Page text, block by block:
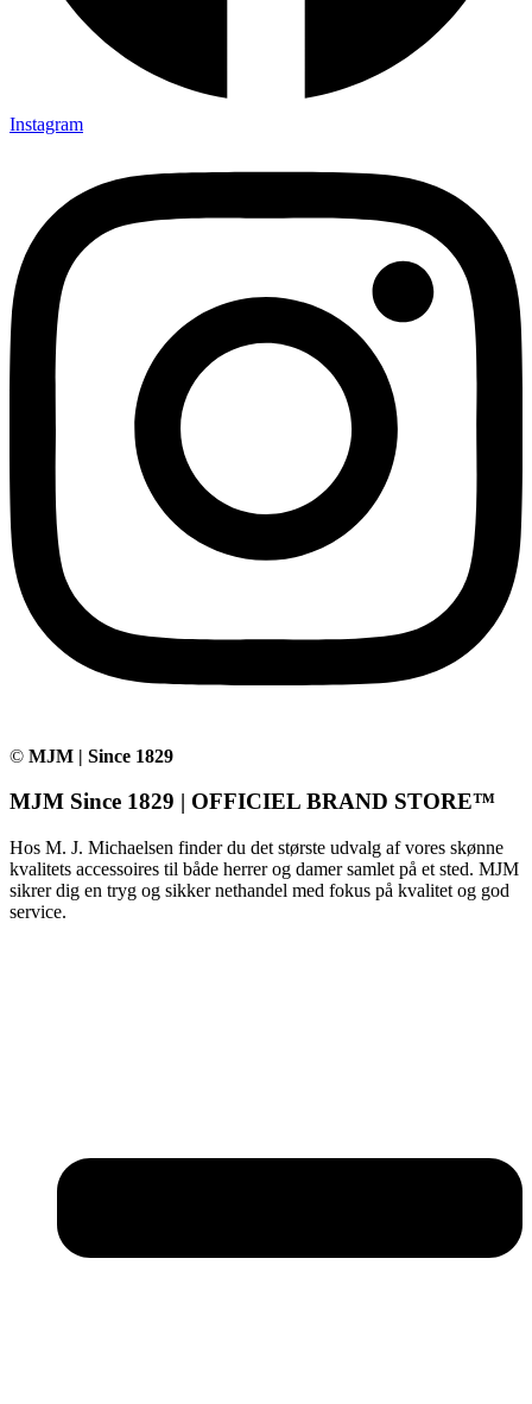
Instagram
© MJM | Since 1829
MJM Since 1829 | OFFICIEL BRAND STORE™
Hos M. J. Michaelsen finder du det største udvalg af vores skønne
kvalitets accessoires til både herrer og damer samlet på et sted. MJM
sikrer dig en tryg og sikker nethandel med fokus på kvalitet og god
service.